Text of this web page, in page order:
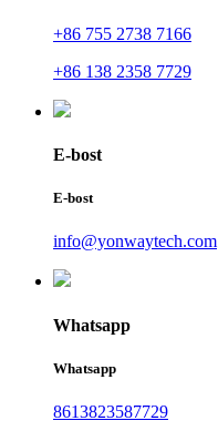
+86 755 2738 7166
+86 138 2358 7729
E-bost
E-bost
info@yonwaytech.com
Whatsapp
Whatsapp
8613823587729